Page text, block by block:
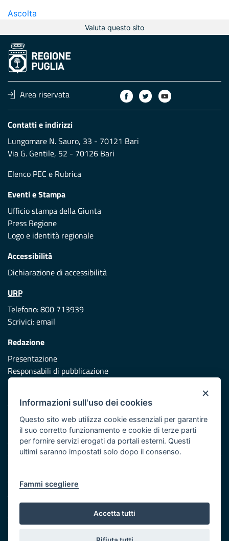
Ascolta
Valuta questo sito
Area riservata
Contatti e indirizzi
Lungomare N. Sauro, 33 - 70121 Bari
Via G. Gentile, 52 - 70126 Bari
Elenco PEC e Rubrica
Eventi e Stampa
Ufficio stampa della Giunta
Press Regione
Logo e identità regionale
Accessibilità
Dichiarazione di accessibilità
URP
Telefono: 800 713939
Scrivici:email
Redazione
Presentazione
Responsabili di pubblicazione
Vai al sito di Protezione Civile Puglia
Iniziativa finanziata con risorse del POR Puglia 2014/2020 -
Asse XI
Cookie e privacy
Atti di notifica
Feed RSS
Servizi Intranet
×
Informazioni sull'uso dei cookies
Questo sito web utilizza cookie essenziali per garantire
il suo corretto funzionamento e cookie di terze parti
per fornire servizi erogati da portali esterni. Questi
ultimi saranno impostati solo dopo il consenso.
Fammi scegliere
Accetta tutti